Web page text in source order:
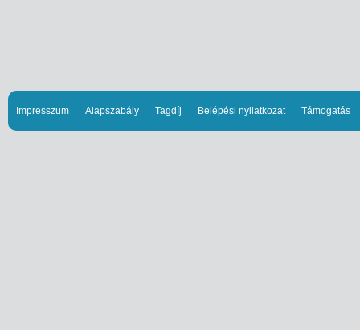
Impresszum Alapszabály Tagdíj Belépési nyilatkozat Támogatás